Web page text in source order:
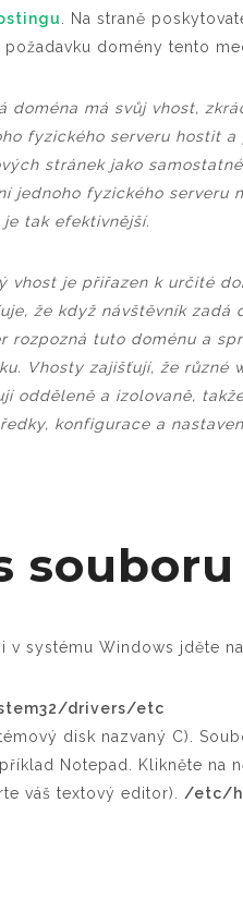
. Na straně
požadavku domény tento
doména má svůj vhost,
fyzického serveru hostit
stránek jako
jednoho fyzického serveru
je tak efektivnější.
vhost je přiřazen k určité
že když návštěvník zadá
rozpozná tuto doménu a
Vhosty zajišťují, že různé
odděleně a izolovaně,
konfigurace a
v systému Windows jděte
drivers/etc
disk nazvaný C).
Notepad. Klikněte na
váš textový editor). /etc/